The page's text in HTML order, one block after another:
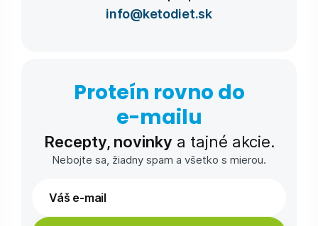
info@ketodiet.sk
Proteín rovno do
e-⁠mailu
Recepty, novinky a tajné akcie.
Nebojte sa, žiadny spam a všetko s mierou.